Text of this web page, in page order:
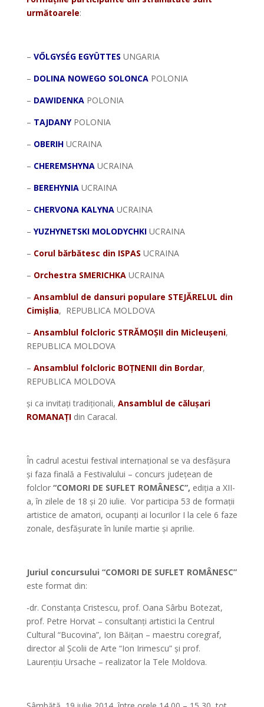
următoarele:
– VŐLGYSÉG EGYÜTTES UNGARIA
– DOLINA NOWEGO SOLONCAPOLONIA
– DAWIDENKAPOLONIA
– TAJDANYPOLONIA
– OBERIHUCRAINA
– CHEREMSHYNAUCRAINA
– BEREHYNIAUCRAINA
– CHERVONA KALYNAUCRAINA
– YUZHYNETSKI MOLODYCHKIUCRAINA
– Corul bărbătesc din ISPAS UCRAINA
– Orchestra SMERICHKAUCRAINA
– Ansamblul de dansuri populare STEJĂRELUL din
Cimișlia, REPUBLICA MOLDOVA
– Ansamblul folcloric STRĂMOȘII din Micleușeni,
REPUBLICA MOLDOVA
– Ansamblul folcloric BOȚNENII din Bordar,
REPUBLICA MOLDOVA
și ca invitați tradiționali, Ansamblul de călușari
ROMANAȚI din Caracal.
În cadrul acestui festival internațional se va desfășura
și faza finală a Festivalului – concurs județean de
folclor “COMORI DE SUFLET ROMÂNESC”, ediția a XII-
a, în zilele de 18 și 20 iulie. Vor participa 53 de formații
artistice de amatori, ocupanți ai locurilor I la cele 6 faze
zonale, desfășurate în lunile martie și aprilie.
Juriul concursului “COMORI DE SUFLET ROMÂNESC”
este format din:
-dr. Constanța Cristescu, prof. Oana Sârbu Botezat,
prof. Petre Horvat – consultanți artistici la Centrul
Cultural “Bucovina”, Ion Băițan – maestru coregraf,
director al Școlii de Arte “Ion Irimescu” și prof.
Laurențiu Ursache – realizator la Tele Moldova.